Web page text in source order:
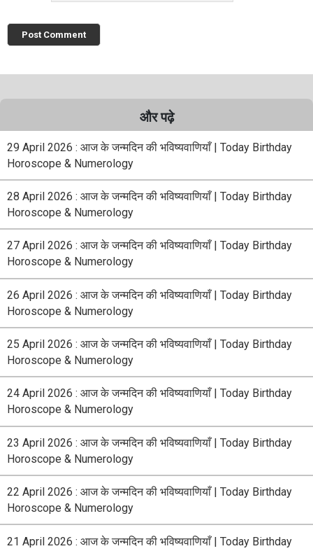
और पढ़े
29 April 2026 : आज के जन्मदिन की भविष्यवाणियाँ | Today Birthday
Horoscope & Numerology
28 April 2026 : आज के जन्मदिन की भविष्यवाणियाँ | Today Birthday
Horoscope & Numerology
27 April 2026 : आज के जन्मदिन की भविष्यवाणियाँ | Today Birthday
Horoscope & Numerology
26 April 2026 : आज के जन्मदिन की भविष्यवाणियाँ | Today Birthday
Horoscope & Numerology
25 April 2026 : आज के जन्मदिन की भविष्यवाणियाँ | Today Birthday
Horoscope & Numerology
24 April 2026 : आज के जन्मदिन की भविष्यवाणियाँ | Today Birthday
Horoscope & Numerology
23 April 2026 : आज के जन्मदिन की भविष्यवाणियाँ | Today Birthday
Horoscope & Numerology
22 April 2026 : आज के जन्मदिन की भविष्यवाणियाँ | Today Birthday
Horoscope & Numerology
21 April 2026 : आज के जन्मदिन की भविष्यवाणियाँ | Today Birthday